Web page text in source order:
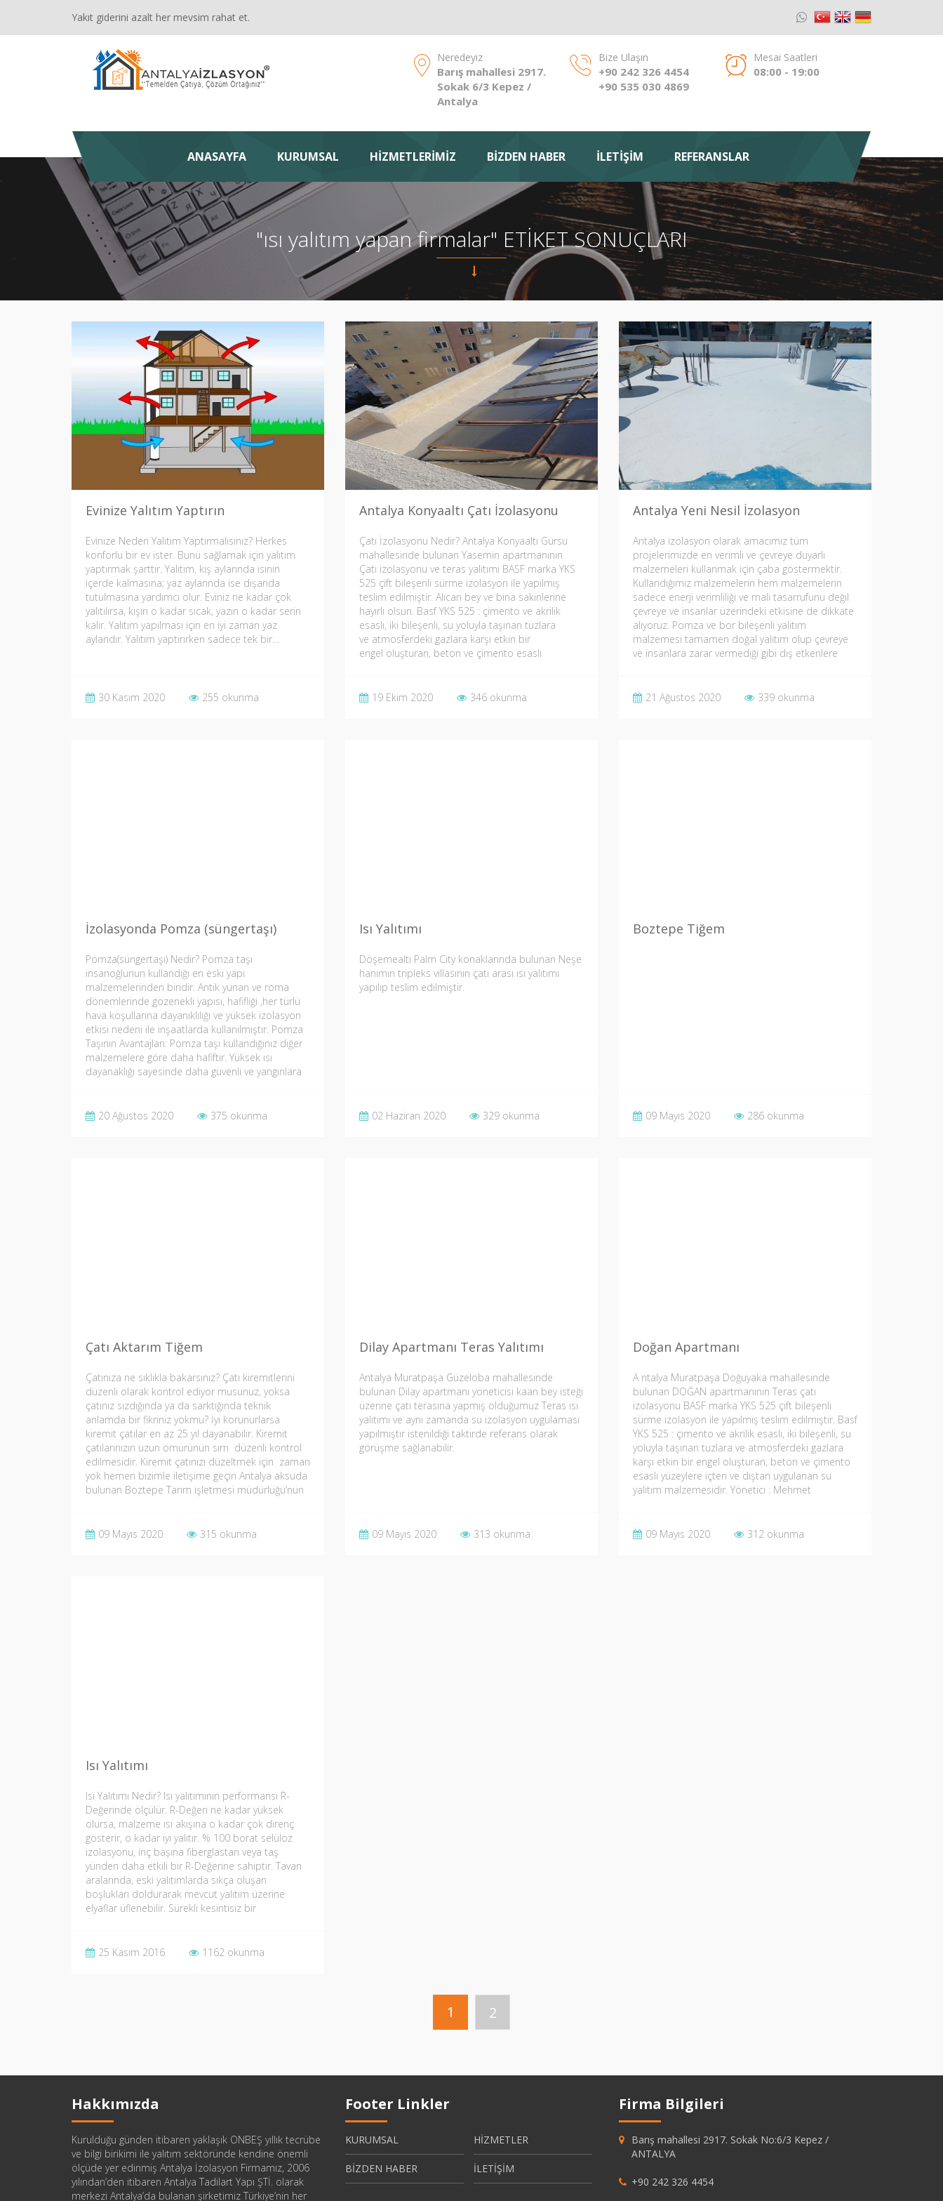
Yakıt giderini azalt her mevsim rahat et.
Neredeyiz
Barış mahallesi 2917.
Sokak 6/3 Kepez /
Antalya
Bize Ulaşın
+90 242 326 4454
+90 535 030 4869
Mesai Saatleri
08:00 - 19:00
ANASAYFA KURUMSAL HİZMETLERİMİZ BİZDEN HABER İLETİŞİM REFERANSLAR
"ısı yalıtım yapan firmalar" ETİKET SONUÇLARI
Evinize Yalıtım Yaptırın
Evinize Neden Yalıtım Yaptırmalısınız? Herkes
konforlu bir ev ister. Bunu sağlamak için yalıtım
yaptırmak şarttır. Yalıtım, kış aylarında ısının
içerde kalmasına; yaz aylarında ise dışarıda
tutulmasına yardımcı olur. Eviniz ne kadar çok
yalıtılırsa, kışın o kadar sıcak, yazın o kadar serin
kalır. Yalıtım yapılması için en iyi zaman yaz
aylarıdır. Yalıtım yaptırırken sadece tek bir…
30 Kasım 2020 255 okunma
Antalya Konyaaltı Çatı İzolasyonu
Çatı İzolasyonu Nedir? Antalya Konyaaltı Gürsu
mahallesinde bulunan Yasemin apartmanının
Çatı izolasyonu ve teras yalıtımı BASF marka YKS
525 çift bileşenli sürme izolasyon ile yapılmış
teslim edilmiştir. Alican bey ve bina sakinlerine
hayırlı olsun. Basf YKS 525 : çimento ve akrilik
esaslı, iki bileşenli, su yoluyla taşınan tuzlara
ve atmosferdeki gazlara karşı etkin bir
engel oluşturan, beton ve çimento esaslı
19 Ekim 2020 346 okunma
Antalya Yeni Nesil İzolasyon
Antalya izolasyon olarak amacımız tüm
projelerimizde en verimli ve çevreye duyarlı
malzemeleri kullanmak için çaba göstermektir.
Kullandığımız malzemelerin hem malzemelerin
sadece enerji verimliliği ve mali tasarrufunu değil
çevreye ve insanlar üzerindeki etkisine de dikkate
alıyoruz. Pomza ve bor bileşenli yalıtım
malzemesi tamamen doğal yalıtım olup çevreye
ve insanlara zarar vermediği gibi dış etkenlere
21 Ağustos 2020 339 okunma
İzolasyonda Pomza (süngertaşı)
Pomza(süngertaşı) Nedir? Pomza taşı
insanoğlunun kullandığı en eski yapı
malzemelerinden biridir. Antik yunan ve roma
dönemlerinde gözenekli yapısı, hafifliği ,her türlü
hava koşullarına dayanıklılığı ve yüksek izolasyon
etkisi nedeni ile inşaatlarda kullanılmıştır. Pomza
Taşının Avantajları: Pomza taşı kullandığınız diğer
malzemelere göre daha hafiftir. Yüksek ısı
dayanaklığı sayesinde daha güvenli ve yangınlara
20 Ağustos 2020 375 okunma
Isı Yalıtımı
Döşemealtı Palm City konaklarında bulunan Neşe
hanımın tripleks villasının çatı arası ısı yalıtımı
yapılıp teslim edilmiştir.
02 Haziran 2020 329 okunma
Boztepe Tiğem
09 Mayıs 2020 286 okunma
Çatı Aktarım Tiğem
Çatınıza ne sıklıkla bakarsınız? Çatı kiremitlerini
düzenli olarak kontrol ediyor musunuz, yoksa
çatınız sızdığında ya da sarktığında teknik
anlamda bir fikriniz yokmu? İyi korunurlarsa
kiremit çatılar en az 25 yıl dayanabilir. Kiremit
çatılarınızın uzun ömürünün sırrı düzenli kontrol
edilmesidir. Kiremit çatınızı düzeltmek için zaman
yok hemen bizimle iletişime geçin Antalya aksuda
bulunan Boztepe Tarım işletmesi müdürlüğü’nün
09 Mayıs 2020 315 okunma
Dilay Apartmanı Teras Yalıtımı
Antalya Muratpaşa Güzeloba mahallesinde
bulunan Dilay apartmanı yöneticisi kaan bey isteği
üzerine çatı terasına yapmış olduğumuz Teras ısı
yalıtımı ve aynı zamanda su izolasyon uygulaması
yapılmıştır istenildiği taktirde referans olarak
görüşme sağlanabilir.
09 Mayıs 2020 313 okunma
Doğan Apartmanı
A ntalya Muratpaşa Doğuyaka mahallesinde
bulunan DOĞAN apartmanının Teras çatı
izolasyonu BASF marka YKS 525 çift bileşenli
sürme izolasyon ile yapılmış teslim edilmiştir. Basf
YKS 525 : çimento ve akrilik esaslı, iki bileşenli, su
yoluyla taşınan tuzlara ve atmosferdeki gazlara
karşı etkin bir engel oluşturan, beton ve çimento
esaslı yüzeylere içten ve dıştan uygulanan su
yalıtım malzemesidir. Yönetici : Mehmet
09 Mayıs 2020 312 okunma
Isı Yalıtımı
Isı Yalıtımı Nedir? Isı yalıtımının performansı R-
Değerinde ölçülür. R-Değeri ne kadar yüksek
olursa, malzeme ısı akışına o kadar çok direnç
gösterir, o kadar iyi yalıtır. % 100 borat selüloz
izolasyonu, inç başına fiberglastan veya taş
yünden daha etkili bir R-Değerine sahiptir. Tavan
aralarında, eski yalıtımlarda sıkça oluşan
boşlukları doldurarak mevcut yalıtım üzerine
elyaflar üflenebilir. Sürekli kesintisiz bir
25 Kasım 2016 1162 okunma
1 2
Hakkımızda
Kurulduğu günden itibaren yaklaşık ONBEŞ yıllık tecrübe
ve bilgi birikimi ile yalıtım sektöründe kendine önemli
ölçüde yer edinmiş Antalya İzolasyon Firmamız, 2006
yılından’den itibaren Antalya Tadilart Yapı ŞTİ. olarak
merkezi Antalya’da bulanan şirketimiz Türkiye’nin her
Footer Linkler
KURUMSAL HİZMETLER
BİZDEN HABER İLETİŞİM
Firma Bilgileri
Barış mahallesi 2917. Sokak No:6/3 Kepez /
ANTALYA
+90 242 326 4454